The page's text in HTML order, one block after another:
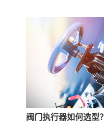
阀门执行器‍如何选型？